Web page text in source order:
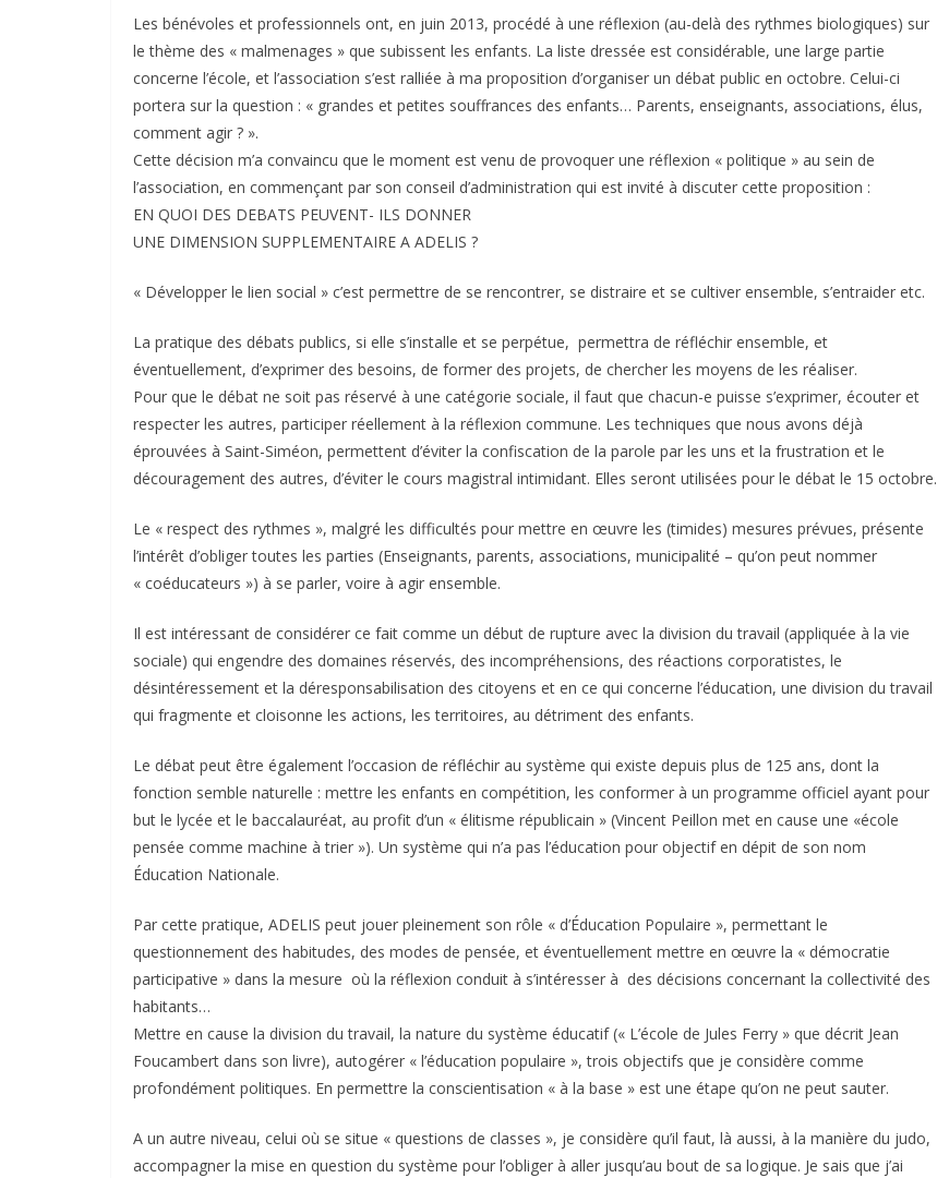
Les bénévoles et professionnels ont, en juin 2013, procédé à une réflexion (au-delà des rythmes biologiques) sur
le thème des « malmenages » que subissent les enfants. La liste dressée est considérable, une large partie
concerne l’école, et l’association s’est ralliée à ma proposition d’organiser un débat public en octobre. Celui-ci
portera sur la question : « grandes et petites souffrances des enfants… Parents, enseignants, associations, élus,
comment agir ? ».
Cette décision m’a convaincu que le moment est venu de provoquer une réflexion « politique » au sein de
l’association, en commençant par son conseil d’administration qui est invité à discuter cette proposition :
EN QUOI DES DEBATS PEUVENT- ILS DONNER
UNE DIMENSION SUPPLEMENTAIRE A ADELIS ?
« Développer le lien social » c’est permettre de se rencontrer, se distraire et se cultiver ensemble, s’entraider etc.
La pratique des débats publics, si elle s’installe et se perpétue, permettra de réfléchir ensemble, et
éventuellement, d’exprimer des besoins, de former des projets, de chercher les moyens de les réaliser.
Pour que le débat ne soit pas réservé à une catégorie sociale, il faut que chacun-e puisse s’exprimer, écouter et
respecter les autres, participer réellement à la réflexion commune. Les techniques que nous avons déjà
éprouvées à Saint-Siméon, permettent d’éviter la confiscation de la parole par les uns et la frustration et le
découragement des autres, d’éviter le cours magistral intimidant. Elles seront utilisées pour le débat le 15 octobre.
Le « respect des rythmes », malgré les difficultés pour mettre en œuvre les (timides) mesures prévues, présente
l’intérêt d’obliger toutes les parties (Enseignants, parents, associations, municipalité – qu’on peut nommer
« coéducateurs ») à se parler, voire à agir ensemble.
Il est intéressant de considérer ce fait comme un début de rupture avec la division du travail (appliquée à la vie
sociale) qui engendre des domaines réservés, des incompréhensions, des réactions corporatistes, le
désintéressement et la déresponsabilisation des citoyens et en ce qui concerne l’éducation, une division du travail
qui fragmente et cloisonne les actions, les territoires, au détriment des enfants.
Le débat peut être également l’occasion de réfléchir au système qui existe depuis plus de 125 ans, dont la
fonction semble naturelle : mettre les enfants en compétition, les conformer à un programme officiel ayant pour
but le lycée et le baccalauréat, au profit d’un « élitisme républicain » (Vincent Peillon met en cause une «école
pensée comme machine à trier »). Un système qui n’a pas l’éducation pour objectif en dépit de son nom
Éducation Nationale.
Par cette pratique, ADELIS peut jouer pleinement son rôle « d’Éducation Populaire », permettant le
questionnement des habitudes, des modes de pensée, et éventuellement mettre en œuvre la « démocratie
participative » dans la mesure où la réflexion conduit à s’intéresser à des décisions concernant la collectivité des
habitants…
Mettre en cause la division du travail, la nature du système éducatif (« L’école de Jules Ferry » que décrit Jean
Foucambert dans son livre), autogérer « l’éducation populaire », trois objectifs que je considère comme
profondément politiques. En permettre la conscientisation « à la base » est une étape qu’on ne peut sauter.
A un autre niveau, celui où se situe « questions de classes », je considère qu’il faut, là aussi, à la manière du judo,
accompagner la mise en question du système pour l’obliger à aller jusqu’au bout de sa logique. Je sais que j’ai